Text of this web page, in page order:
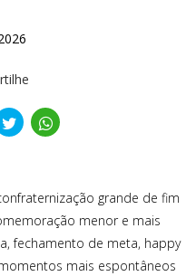
grande de fim
menor e mais
fechamento de meta, happy
mais espontâneos